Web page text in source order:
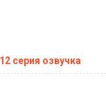
серия озвучка